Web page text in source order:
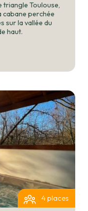
triangle Toulouse,
cabane perchée
sur la vallée du
haut.
4 places